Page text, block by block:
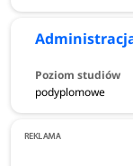
podyplomowe